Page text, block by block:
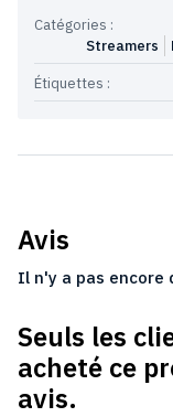
Catégories :
Streamers
Étiquettes :
Avis
Il n'y a pas encore
Seuls les
acheté ce
avis.